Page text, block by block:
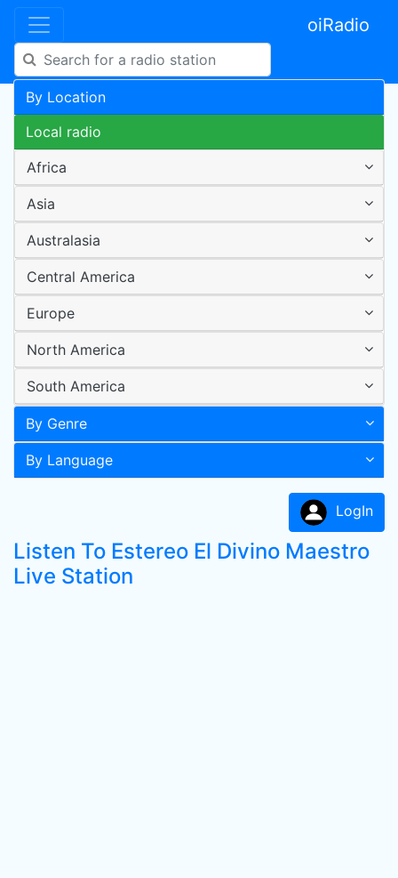
oiRadio
By Location
Local radio
Africa
Asia
Australasia
Central America
Europe
North America
South America
By Genre
By Language
LogIn
Listen To Estereo El Divino Maestro
Live Station